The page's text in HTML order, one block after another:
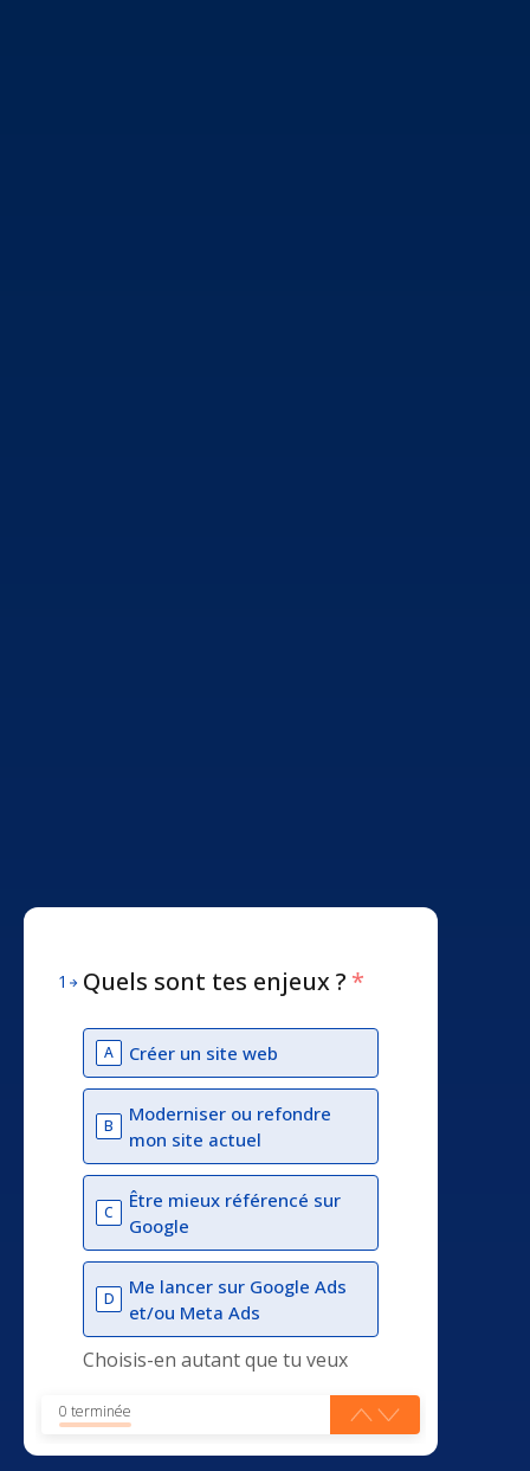
1 Quels sont tes enjeux ? *
A Créer un site web
B
Moderniser ou refondre
mon site actuel
C
Être mieux référencé sur
Google
D
Me lancer sur Google Ads
et/ou Meta Ads
Choisis-en autant que tu veux
0 terminée